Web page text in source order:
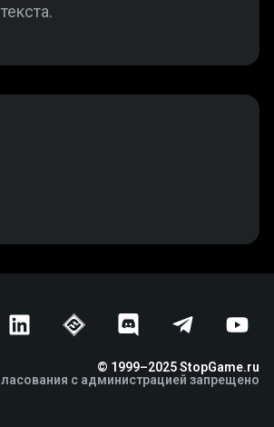
© 1999–2025 StopGame.ru
с администрацией запрещено